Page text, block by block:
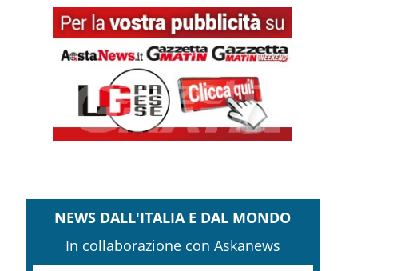
NEWS DALL'ITALIA E DAL MONDO
In collaborazione con Askanews